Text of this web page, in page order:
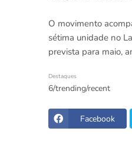
O movimento
sétima unidade no
prevista para maio,
Destaques
6/trending/recent
Facebook